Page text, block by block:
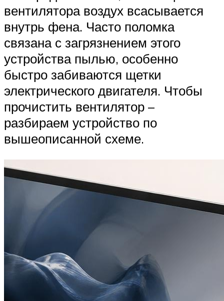
вентилятора воздух всасывается
внутрь фена. Часто поломка
связана с загрязнением этого
устройства пылью, особенно
быстро забиваются щетки
электрического двигателя. Чтобы
прочистить вентилятор –
разбираем устройство по
вышеописанной схеме.